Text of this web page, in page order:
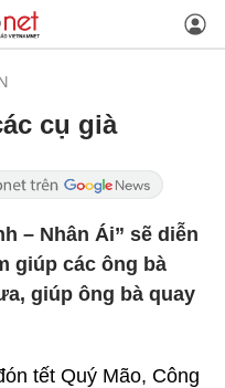
cụ già
– Nhân Ái” sẽ diễn
giúp các ông bà
giúp ông bà quay
tết Quý Mão, Công